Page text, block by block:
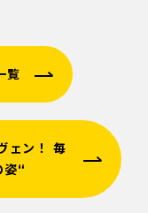
覧
ェン！ 毎
姿“